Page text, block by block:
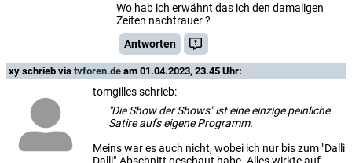
Wo hab ich erwähnt das ich den damaligen
Zeiten nachtrauer ?
Antworten
xy schrieb via tvforen.de am 01.04.2023, 23.45 Uhr:
tomgilles schrieb:
"Die Show der Shows" ist eine einzige peinliche
Satire aufs eigene Programm.
Meins war es auch nicht, wobei ich nur bis zum "Dalli
Dalli"-Abschnitt geschaut habe. Alles wirkte auf